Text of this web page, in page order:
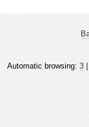
Automatic browsing: 3